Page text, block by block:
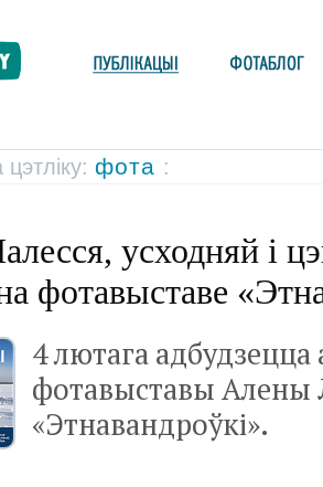
фота :
усходняй і
фотавыставе
4 лютага
фотавыставы Алены
«Этнавандроўкі».